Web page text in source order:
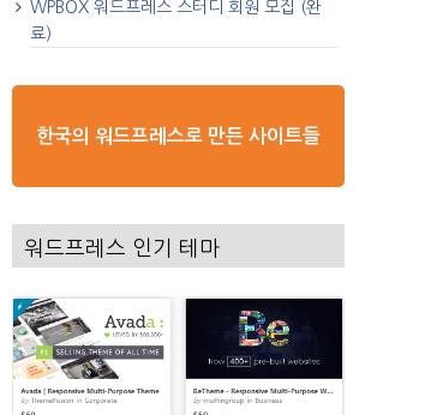
WPBOX 워드프레스 스터디 회원 모집 (완
료)
한국의 워드프레스로 만든 사이트들
워드프레스 인기 테마